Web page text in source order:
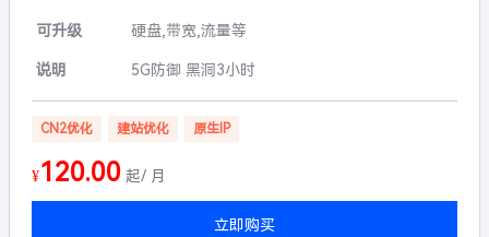
可升级 硬盘,带宽,流量等
说明 5G防御 黑洞3小时
CN2优化 建站优化 原生IP
¥120.00 起/ 月
立即购买